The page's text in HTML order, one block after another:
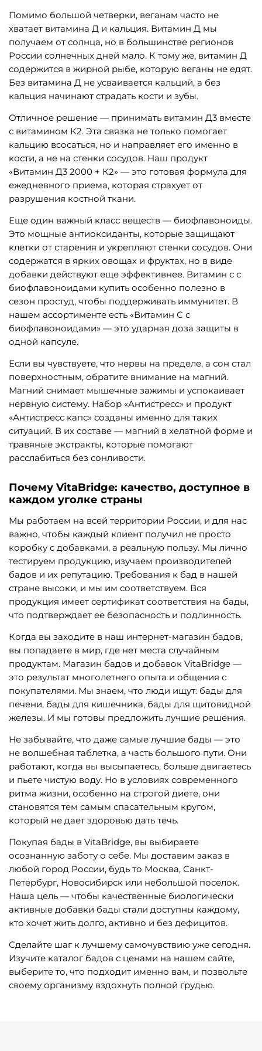
Помимо большой четверки, веганам часто не
хватает витамина Д и кальция. Витамин Д мы
получаем от солнца, но в большинстве регионов
России солнечных дней мало. К тому же, витамин Д
содержится в жирной рыбе, которую веганы не едят.
Без витамина Д не усваивается кальций, а без
кальция начинают страдать кости и зубы.
Отличное решение — принимать витамин Д3 вместе
с витамином К2. Эта связка не только помогает
кальцию всосаться, но и направляет его именно в
кости, а не на стенки сосудов. Наш продукт
«Витамин Д3 2000 + К2» — это готовая формула для
ежедневного приема, которая страхует от
разрушения костной ткани.
Еще один важный класс веществ — биофлавоноиды.
Это мощные антиоксиданты, которые защищают
клетки от старения и укрепляют стенки сосудов. Они
содержатся в ярких овощах и фруктах, но в виде
добавки действуют еще эффективнее. Витамин с с
биофлавоноидами купить особенно полезно в
сезон простуд, чтобы поддерживать иммунитет. В
нашем ассортименте есть «Витамин С с
биофлавоноидами» — это ударная доза защиты в
одной капсуле.
Если вы чувствуете, что нервы на пределе, а сон стал
поверхностным, обратите внимание на магний.
Магний снимает мышечные зажимы и успокаивает
нервную систему. Набор «Антистресс» и продукт
«Антистресс капс» созданы именно для таких
ситуаций. В их составе — магний в хелатной форме и
травяные экстракты, которые помогают
расслабиться без сонливости.
Почему VitaBridge: качество, доступное в
каждом уголке страны
Мы работаем на всей территории России, и для нас
важно, чтобы каждый клиент получил не просто
коробку с добавками, а реальную пользу. Мы лично
тестируем продукцию, изучаем производителей
бадов и их репутацию. Требования к бад в нашей
стране высоки, и мы им соответствуем. Вся
продукция имеет сертификат соответствия на бады,
что подтверждает ее безопасность и подлинность.
Когда вы заходите в наш интернет-магазин бадов,
вы попадаете в мир, где нет места случайным
продуктам. Магазин бадов и добавок VitaBridge —
это результат многолетнего опыта и общения с
покупателями. Мы знаем, что люди ищут: бады для
печени, бады для кишечника, бады для щитовидной
железы. И мы готовы предложить лучшие решения.
Не забывайте, что даже самые лучшие бады — это
не волшебная таблетка, а часть большого пути. Они
работают, когда вы высыпаетесь, больше двигаетесь
и пьете чистую воду. Но в условиях современного
ритма жизни, особенно на строгой диете, они
становятся тем самым спасательным кругом,
который не дает здоровью дать течь.
Покупая бады в VitaBridge, вы выбираете
осознанную заботу о себе. Мы доставим заказ в
любой город России, будь то Москва, Санкт-
Петербург, Новосибирск или небольшой поселок.
Наша цель — чтобы качественные биологически
активные добавки бады стали доступны каждому,
кто хочет жить долго, активно и без дефицитов.
Сделайте шаг к лучшему самочувствию уже сегодня.
Изучите каталог бадов с ценами на нашем сайте,
выберите то, что подходит именно вам, и позвольте
своему организму вздохнуть полной грудью.